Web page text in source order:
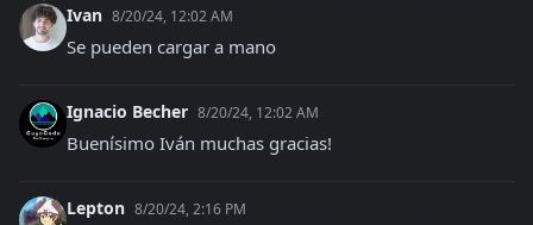
Ivan 8/20/24, 12:02 AM
Se pueden cargar a mano
Ignacio Becher 8/20/24, 12:02 AM
Buenísimo Iván muchas gracias!
Lepton 8/20/24, 2:16 PM